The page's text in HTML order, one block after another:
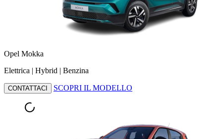
Opel Mokka
Elettrica | Hybrid | Benzina
CONTATTACI SCOPRI IL MODELLO